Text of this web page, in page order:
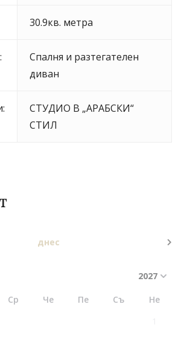
30.9кв. метра
Спалня и разтегателен
диван
СТУДИО В „АРАБСКИ“
СТИЛ
днес
Ср Че Пе Съ
Не